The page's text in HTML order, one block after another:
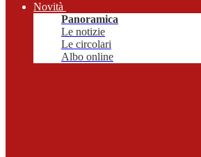
Novità
Panoramica
Le notizie
Le circolari
Albo online